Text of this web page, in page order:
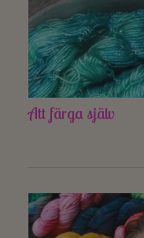
Att färga själv